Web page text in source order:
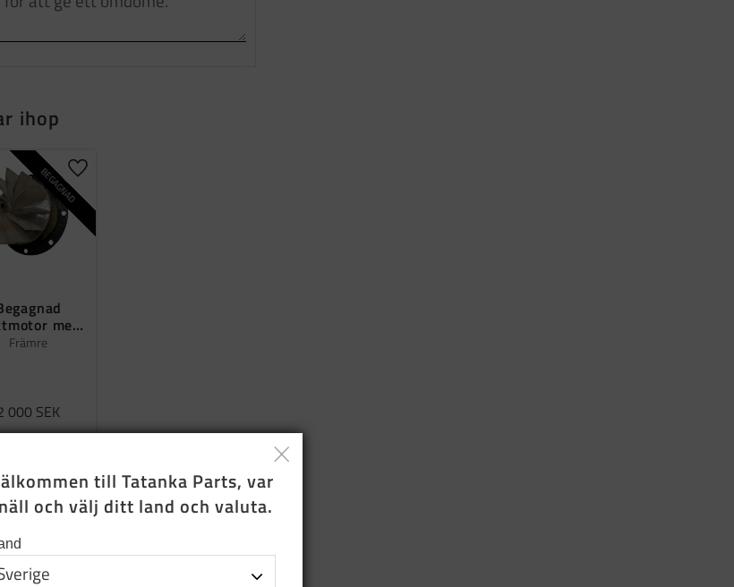
ihop
med
24 V
Främre
000 SEK
BEGAGNADLägg till i favoriter
KÖP
till Tatanka Parts, var
och välj ditt land och valuta.